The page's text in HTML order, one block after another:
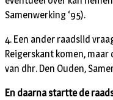
Samenwerking ‘95).
4. Een ander raadslid
Reigerskant komen,
van dhr. Den Ouden,
En daarna startte de